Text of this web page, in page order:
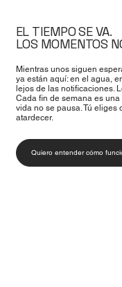
EL TIEMPO SE VA.
LOS MOMENTOS
Mientras unos siguen
ya están aquí: en el agua,
lejos de las notificaciones.
Cada fin de semana es
vida no se pausa. Tú
atardecer.
Quiero entender cómo